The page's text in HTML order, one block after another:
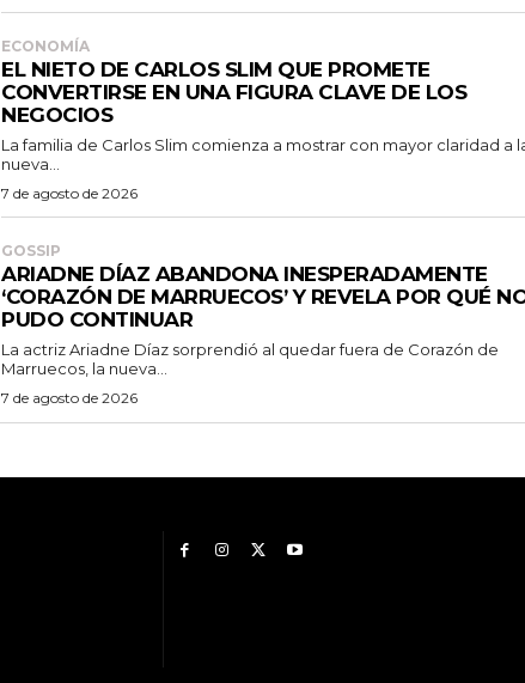
ECONOMÍA
EL NIETO DE CARLOS SLIM QUE PROMETE
CONVERTIRSE EN UNA FIGURA CLAVE DE LOS
NEGOCIOS
La familia de Carlos Slim comienza a mostrar con mayor claridad a
nueva...
7 de agosto de 2026
GOSSIP
ARIADNE DÍAZ ABANDONA INESPERADAMENTE
‘CORAZÓN DE MARRUECOS’ Y REVELA POR QUÉ
PUDO CONTINUAR
La actriz Ariadne Díaz sorprendió al quedar fuera de Corazón de
Marruecos, la nueva...
7 de agosto de 2026